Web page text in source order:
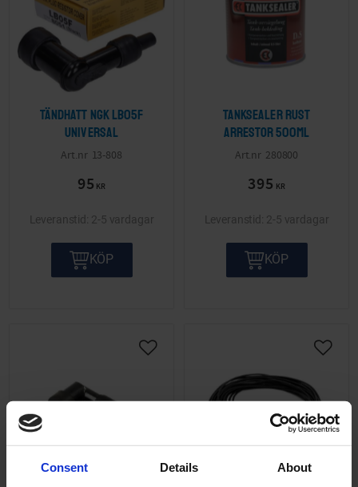
Consent Details About
Tändhatt NGK LB05F
Universal
13-808
95 KR
2-5 vardagar
KÖP
Tanksealer Rust
arrestor 500ml
280800
395 KR
2-5 vardagar
KÖP